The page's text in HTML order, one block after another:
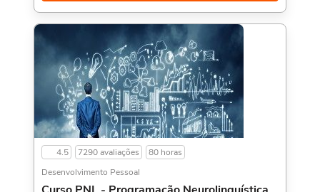
4.5 7290 avaliações
80 horas
Desenvolvimento Pessoal